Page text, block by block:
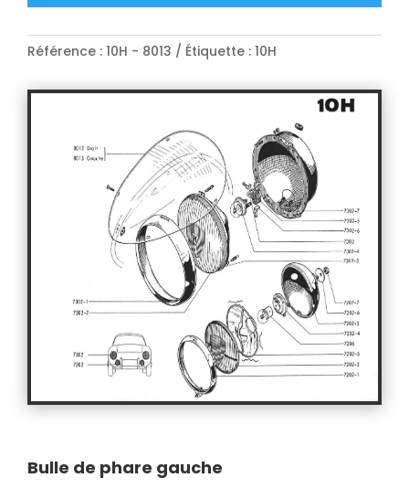
Référence : 10H - 8013 Étiquette : 10H
Bulle de phare gauche